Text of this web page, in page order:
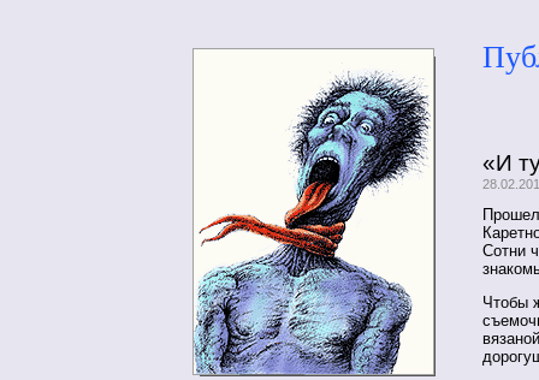
«И
Сотни
Чтобы